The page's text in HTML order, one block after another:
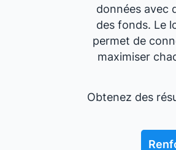
données avec
des fonds. Le
permet de
maximiser
Obtenez des